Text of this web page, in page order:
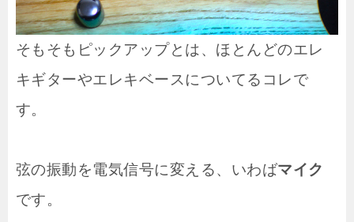
そもそもピックアップとは、ほとんどのエレ
キギターやエレキベースについてるコレで
す。
弦の振動を電気信号に変える、いわばマイク
です。